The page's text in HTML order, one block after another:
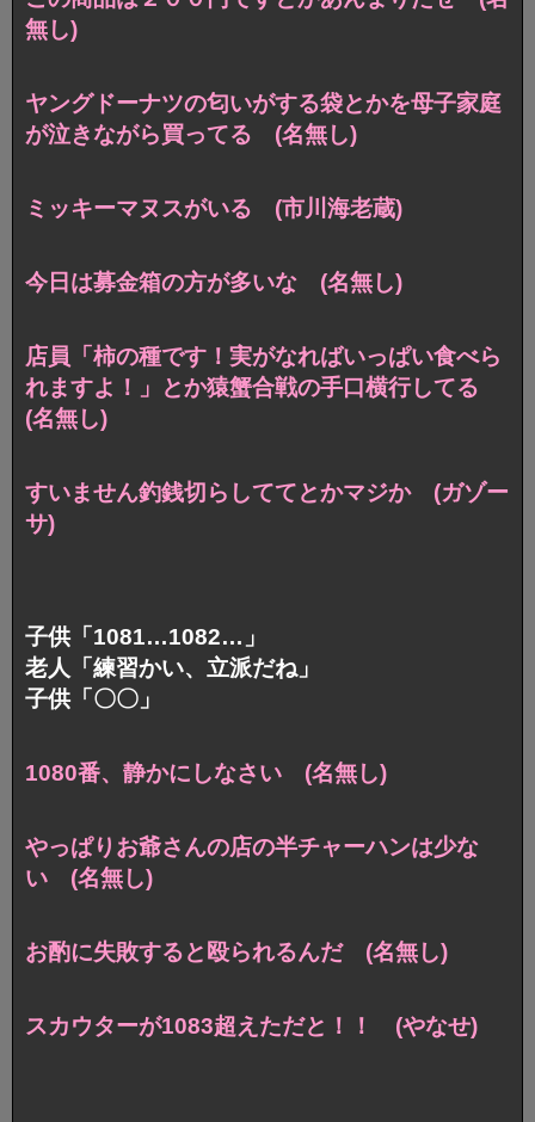
無し)
ヤングドーナツの匂いがする袋とかを母子家庭
が泣きながら買ってる (名無し)
ミッキーマヌスがいる (市川海老蔵)
今日は募金箱の方が多いな (名無し)
店員「柿の種です！実がなればいっぱい食べら
れますよ！」とか猿蟹合戦の手口横行してる
(名無し)
すいません釣銭切らしててとかマジか (ガゾー
サ)
子供「1081…1082…」
老人「練習かい、立派だね」
子供「〇〇」
1080番、静かにしなさい (名無し)
やっぱりお爺さんの店の半チャーハンは少な
い (名無し)
お酌に失敗すると殴られるんだ (名無し)
スカウターが1083超えただと！！ (やなせ)